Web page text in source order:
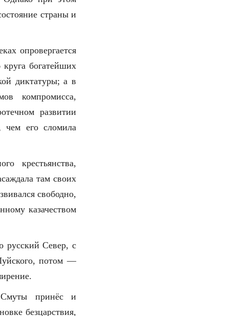
страны и
опровергается
богатейших
диктатуры; а в
компромисса,
развитии
чем его сломила
крестьянства,
там своих
свободно,
казачеством
русский Север, с
потом —
принёс и
безцарствия,